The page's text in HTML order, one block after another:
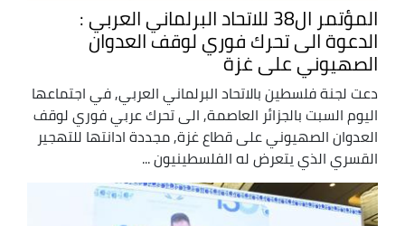
المؤتمر ال38 للاتحاد البرلماني العربي :
الدعوة الى تحرك فوري لوقف العدوان
الصهيوني على غزة
دعت لجنة فلسطين بالاتحاد البرلماني العربي, في اجتماعها
اليوم السبت بالجزائر العاصمة, الى تحرك عربي فوري لوقف
العدوان الصهيوني على قطاع غزة, مجددة ادانتها للتهجير
القسري الذي يتعرض له الفلسطينيون ...